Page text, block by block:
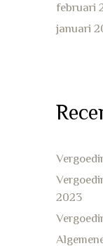
februari
januari
2023